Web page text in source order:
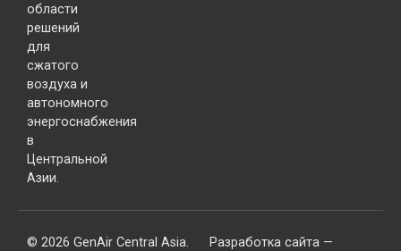
области
решений
для
сжатого
воздуха и
автономного
энергоснабжения
в
Центральной
Азии.
© 2026 GenAir Central Asia.
Разработка сайта —